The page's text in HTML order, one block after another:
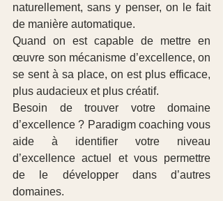
naturellement, sans y penser, on le fait
de manière automatique.
Quand on est capable de mettre en
œuvre son mécanisme d’excellence, on
se sent à sa place, on est plus efficace,
plus audacieux et plus créatif.
Besoin de trouver votre domaine
d’excellence ? Paradigm coaching vous
aide à identifier votre niveau
d’excellence actuel et vous permettre
de le développer dans d’autres
domaines.